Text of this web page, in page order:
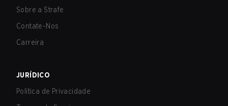
Sobre a Strafe
Contate-Nos
Carreira
JURÍDICO
Política de Privacidade